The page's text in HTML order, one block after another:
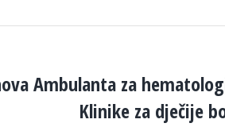
Ambulanta za
Klinike za dječije